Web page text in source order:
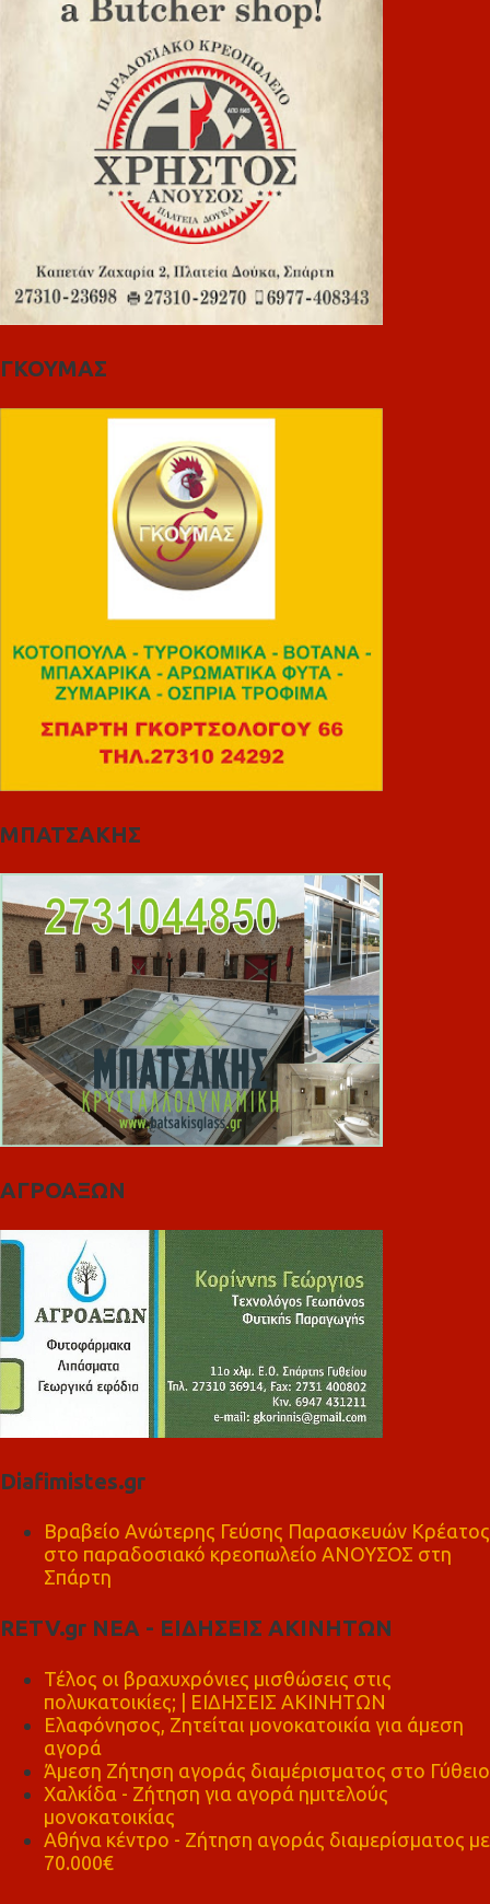
ΓΚΟΥΜΑΣ
ΜΠΑΤΣΑΚΗΣ
ΑΓΡΟΑΞΩΝ
Diafimistes.gr
Βραβείο Ανώτερης Γεύσης Παρασκευών Κρέατος
στο παραδοσιακό κρεοπωλείο ΑΝΟΥΣΟΣ στη
Σπάρτη
RETV.gr ΝΕΑ - ΕΙΔΗΣΕΙΣ ΑΚΙΝΗΤΩΝ
Τέλος οι βραχυχρόνιες μισθώσεις στις
πολυκατοικίες; | ΕΙΔΗΣΕΙΣ ΑΚΙΝΗΤΩΝ
Ελαφόνησος, Ζητείται μονοκατοικία για άμεση
αγορά
Άμεση Ζήτηση αγοράς διαμέρισματος στο Γύθειο
Χαλκίδα - Ζήτηση για αγορά ημιτελούς
μονοκατοικίας
Αθήνα κέντρο - Ζήτηση αγοράς διαμερίσματος με
70.000€